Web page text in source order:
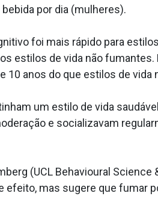
por dia (mulheres).
foi mais rápido para
estilos de vida não
10 anos do que estilos de vida
um estilo de vida
e socializavam
(UCL Behavioural
mas sugere que fumar